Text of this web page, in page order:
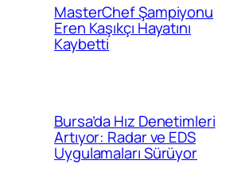
MasterChef Şampiyonu
Eren Kaşıkçı Hayatını
Kaybetti
Bursa’da Hız Denetimleri
Artıyor: Radar ve EDS
Uygulamaları Sürüyor